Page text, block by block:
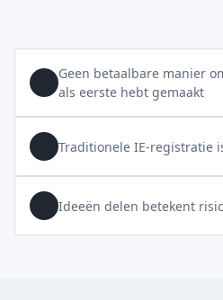
Geen betaalbare manier
als eerste hebt gemaakt
Traditionele IE-registratie
Ideeën delen betekent